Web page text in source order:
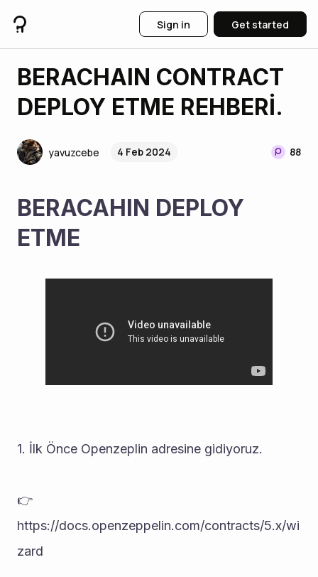
Sign in Get started
BERACHAIN CONTRACT
DEPLOY ETME REHBERİ.
yavuzcebe 4 Feb 2024 88
BERACAHIN DEPLOY
ETME
1. İlk Önce Openzeplin adresine gidiyoruz.
👉
https://docs.openzeppelin.com/contracts/5.x/wi
zard